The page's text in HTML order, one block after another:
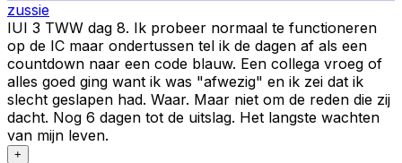
zussie
IUI 3 TWW dag 8. Ik probeer normaal te functioneren
op de IC maar ondertussen tel ik de dagen af als een
countdown naar een code blauw. Een collega vroeg of
alles goed ging want ik was "afwezig" en ik zei dat ik
slecht geslapen had. Waar. Maar niet om de reden die zij
dacht. Nog 6 dagen tot de uitslag. Het langste wachten
van mijn leven.
+